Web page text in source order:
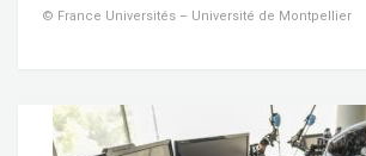
© France Universités – Université de Montpellier